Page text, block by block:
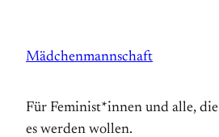
springen
Mädchenmannschaft
Für Feminist*innen und alle, die
es werden wollen.